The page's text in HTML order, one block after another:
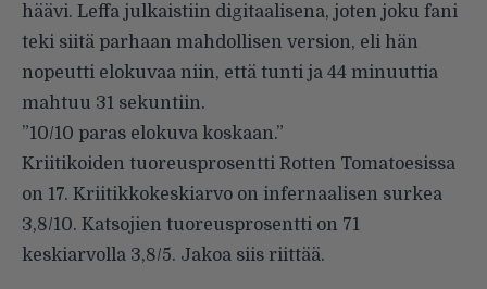
häävi. Leffa julkaistiin digitaalisena, joten joku fani
teki siitä parhaan mahdollisen version, eli hän
nopeutti elokuvaa niin, että tunti ja 44 minuuttia
mahtuu 31 sekuntiin.
”10/10 paras elokuva koskaan.”
Kriitikoiden tuoreusprosentti Rotten Tomatoesissa
on 17. Kriitikkokeskiarvo on infernaalisen surkea
3,8/10. Katsojien tuoreusprosentti on 71
keskiarvolla 3,8/5. Jakoa siis riittää.